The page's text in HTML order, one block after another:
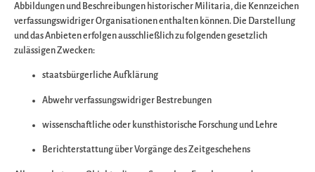
Entschuldigen Sie
bitte die
Wir arbeiten an
Abbildungen und Beschreibungen historischer Militaria, die Kennzeichen
verfassungswidriger Organisationen enthalten können. Die Darstellung
und das Anbieten erfolgen ausschließlich zu folgenden gesetzlich
zulässigen Zwecken:
staatsbürgerliche Aufklärung
Abwehr verfassungswidriger Bestrebungen
wissenschaftliche oder kunsthistorische Forschung und Lehre
Berichterstattung über Vorgänge des Zeitgeschehens